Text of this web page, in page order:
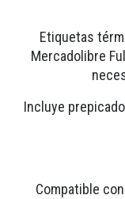
Etiquetas
Mercadolibre
Incluye
Compatible